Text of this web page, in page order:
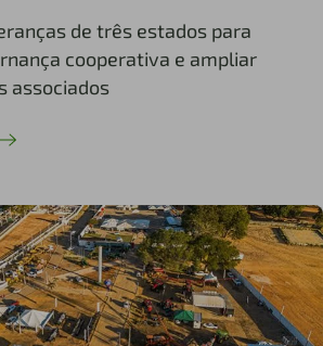
de três estados para
cooperativa e ampliar
associados